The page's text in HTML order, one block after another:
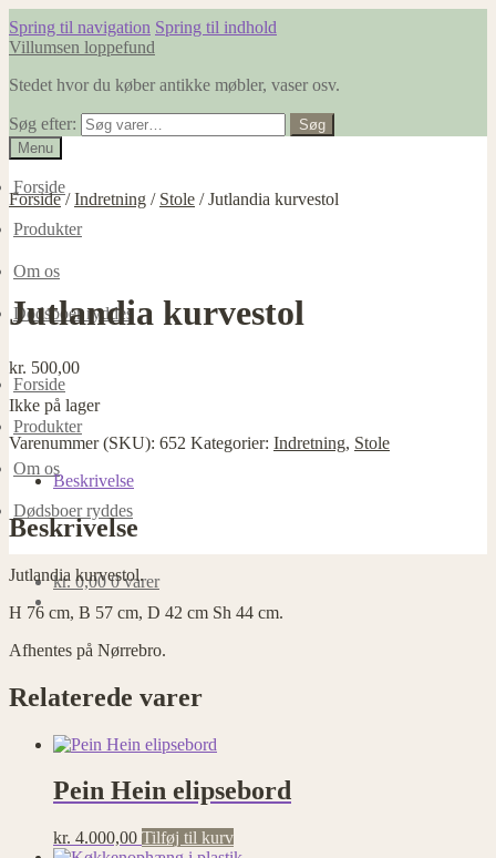
Spring til navigation Spring til indhold
Villumsen loppefund
Stedet hvor du køber antikke møbler, vaser osv.
Søg efter:
Søg
Menu
Forside
Produkter
Om os
Dødsboer ryddes
Forside
Produkter
Om os
Dødsboer ryddes
kr. 0,00 0 varer
Forside/Indretning / Stole /Jutlandia kurvestol
Jutlandia kurvestol
kr. 500,00
Ikke på lager
Varenummer (SKU): 652 Kategorier: Indretning, Stole
Beskrivelse
Beskrivelse
Jutlandia kurvestol.
H 76 cm, B 57 cm, D 42 cm Sh 44 cm.
Afhentes på Nørrebro.
Relaterede varer
Pein Hein elipsebord
kr. 4.000,00 Tilføj til kurv